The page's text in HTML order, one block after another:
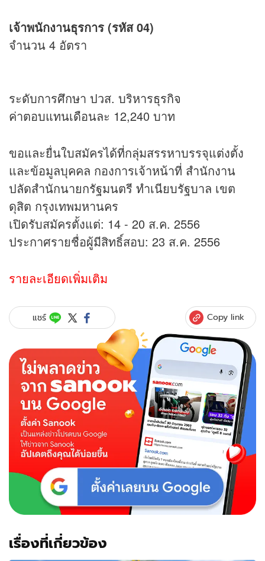
เจ้าพนักงานธุรการ (รหัส 04)
จำนวน 4 อัตรา
ระดับการศึกษา ปวส. บริหารธุรกิจ
ค่าตอบแทนเดือนละ 12,240 บาท
ขอและยื่นใบสมัครได้ที่กลุ่มสรรหาบรรจุแต่งตั้ง
และข้อมูลบุคคล กองการเจ้าหน้าที่ สำนักงาน
ปลัดสำนักนายกรัฐมนตรี ทำเนียบรัฐบาล เขต
ดุสิต กรุงเทพมหานคร
เปิดรับสมัครตั้งแต่: 14 - 20 ส.ค. 2556
ประกาศรายชื่อผู้มีสิทธิ์สอบ: 23 ส.ค. 2556
รายละเอียดเพิ่มเติม
แชร์ Copy link
เรื่องที่เกี่ยวข้อง